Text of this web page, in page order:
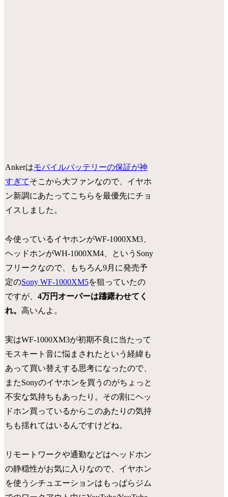
Ankerはモバイルバッテリーの保証が神
すぎてそこから大ファンなので、イヤホ
ン新調にあたってこちらを最優先にチョ
イスしました。
今使っているイヤホンがWF-1000XM3、
ヘッドホンがWH-1000XM4、というSony
フリークなので、もちろん9月に発売予
定のSony WF-1000XM5を狙っていたの
ですが、4万円オーバーは躊躇わせてく
れ。高いんよ。
実はWF-1000XM3が初期不良に当たって
モスキート音に悩まされたという経緯も
あって買い替えする思考になったので、
またSonyのイヤホンを買うのがちょっと
不安な気持ちもあったり。その割にヘッ
ドホン買っているからこのあたりの気持
ちも揺れてはいるんですけどね。
リモートワークや通勤などはヘッドホン
の静穏性がお気に入りなので、イヤホン
を使うシチュエーションはもっぱらジム